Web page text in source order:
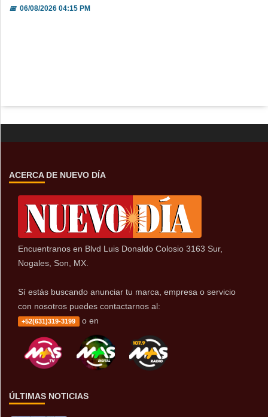
📅06/08/2026 04:15 PM
ACERCA DE NUEVO DÍA
Encuentranos en Blvd Luis Donaldo Colosio 3163 Sur,
Nogales, Son, MX.
Sí estás buscando anunciar tu marca, empresa o servicio
con nosotros puedes contactarnos al:
+52(631)319-3199 o en
ÚLTIMAS NOTICIAS